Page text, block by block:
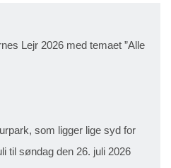
Lejr 2026 med temaet ”Alle
som ligger lige syd for
til søndag den 26. juli 2026